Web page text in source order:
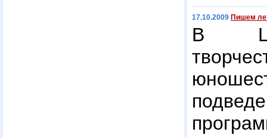
17.10.2009 Пишем
В